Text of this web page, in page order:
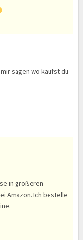
sagen wo kaufst du
in größeren
Amazon. Ich bestelle